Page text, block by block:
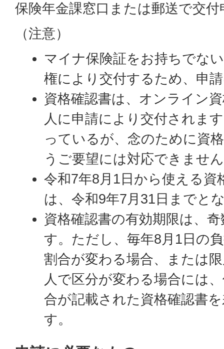
保険年金課窓口または郵送で交
（注意）
マイナ保険証をお持ちでな
権により交付するため、申
資格確認書は、オンライン
人に申請により交付されま
っているが、念のために資
うご要望には対応できませ
令和7年8月1日から使える資
は、令和9年7月31日までと
資格確認書の有効期限は、
す。ただし、毎年8月1日の
割合が変わる場合、または
人で区分が変わる場合には
合が記載された資格確認書
す。